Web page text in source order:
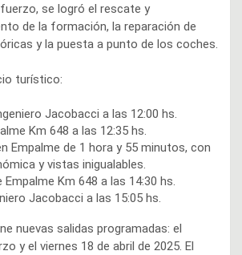
se logró el rescate y
de la formación, la reparación de
y la puesta a punto de los coches.
turístico:
Jacobacci a las 12:00 hs.
Km 648 a las 12:35 hs.
Empalme de 1 hora y 55 minutos, con
y vistas inigualables.
Empalme Km 648 a las 14:30 hs.
Jacobacci a las 15:05 hs.
nuevas salidas programadas: el
y el viernes 18 de abril de 2025. El